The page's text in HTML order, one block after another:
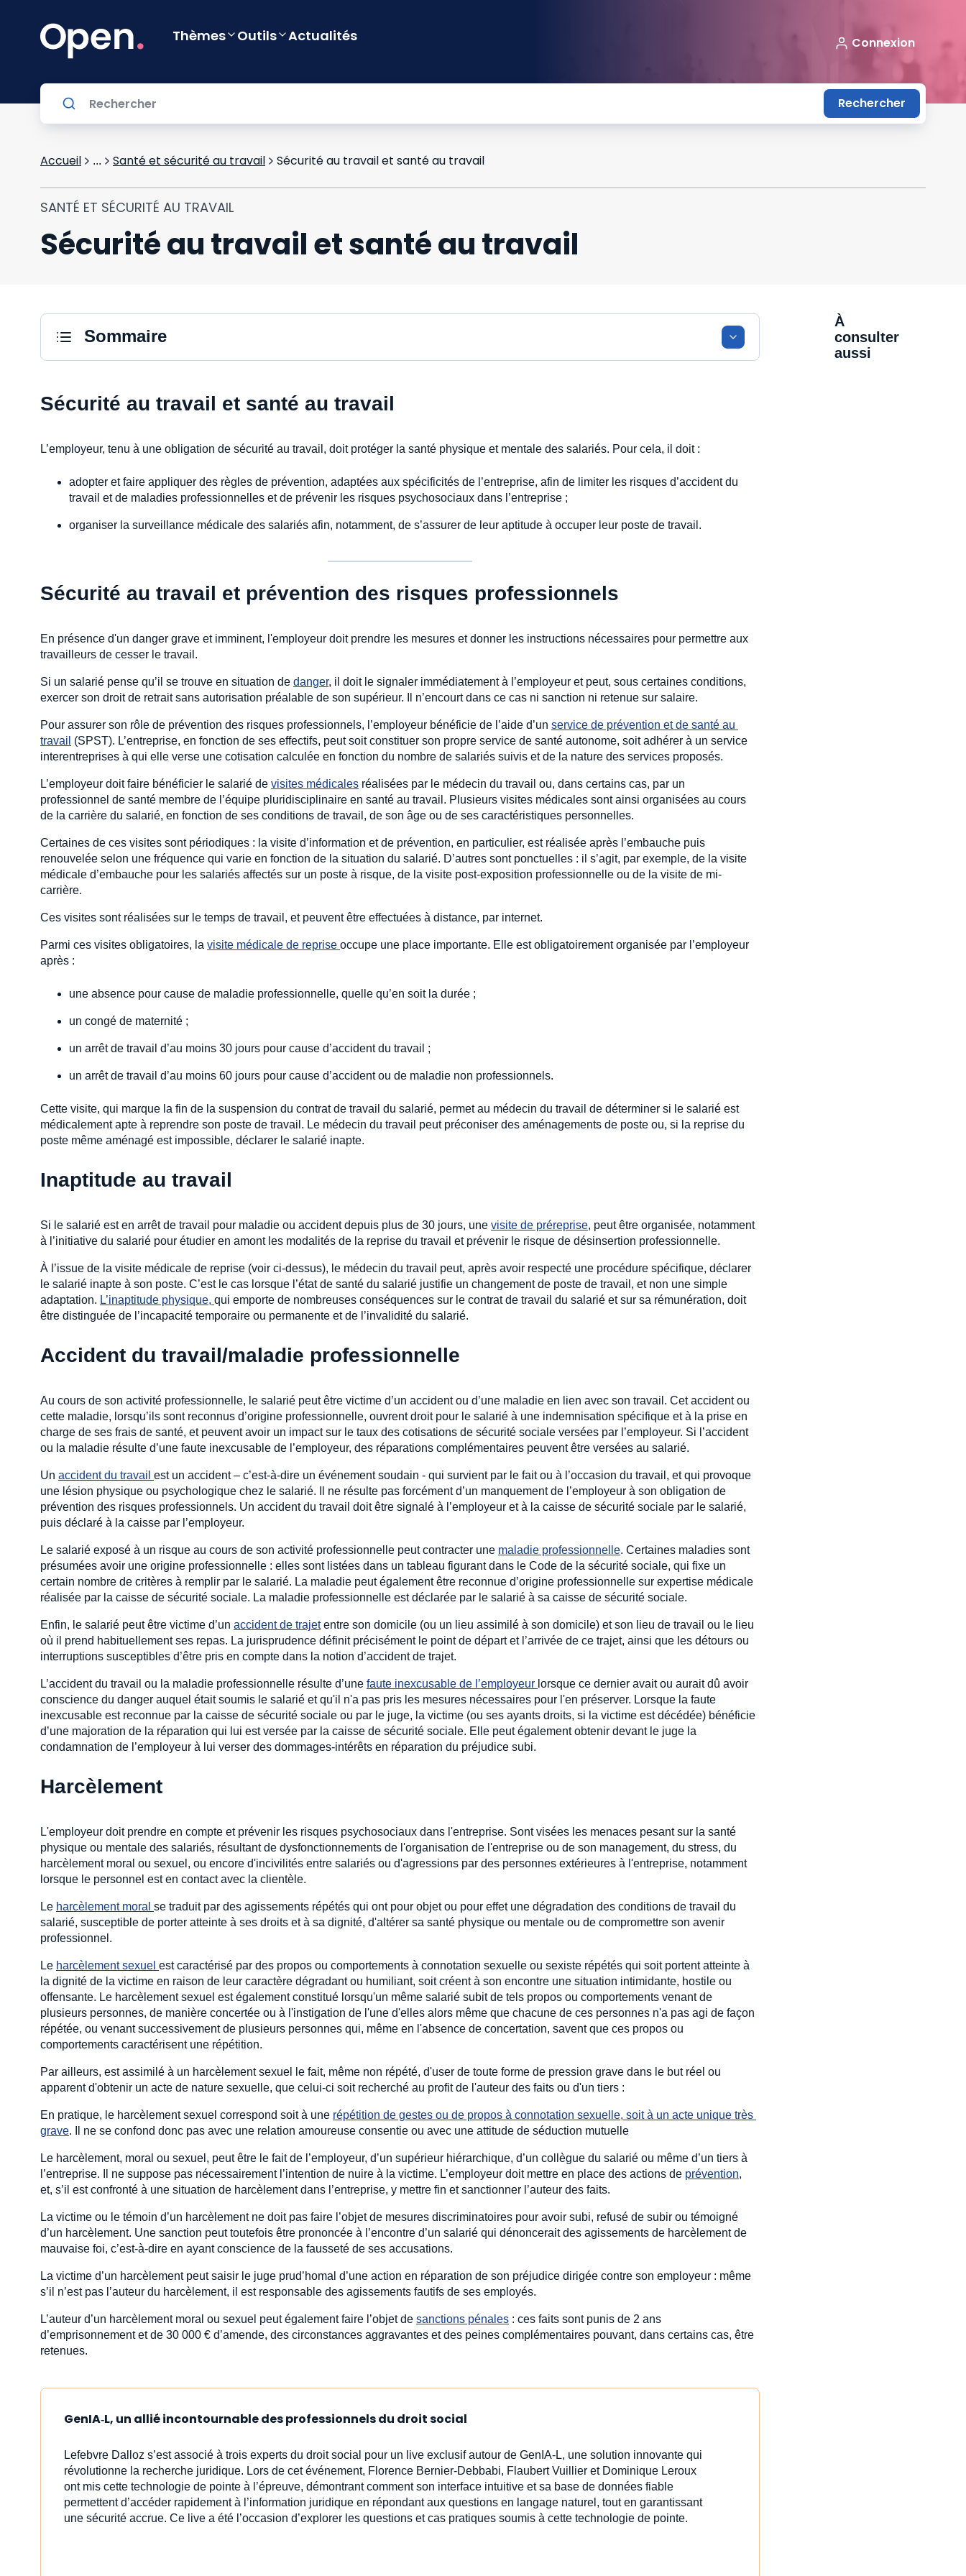
Thèmes Outils Actualités Connexion
Rechercher
Accueil ... Santé et sécurité au travail Sécurité au travail et santé au travail
SANTÉ ET SÉCURITÉ AU TRAVAIL
Sécurité au travail et santé au travail
Sommaire
Sécurité au travail et santé au travail
L’employeur, tenu à une obligation de sécurité au travail, doit protéger la santé physique et mentale des salariés. Pour cela, il doit :
adopter et faire appliquer des règles de prévention, adaptées aux spécificités de l’entreprise, afin de limiter les risques d’accident du
travail et de maladies professionnelles et de prévenir les risques psychosociaux dans l’entreprise ;
organiser la surveillance médicale des salariés afin, notamment, de s’assurer de leur aptitude à occuper leur poste de travail.
Sécurité au travail et prévention des risques professionnels
En présence d'un danger grave et imminent, l'employeur doit prendre les mesures et donner les instructions nécessaires pour permettre aux
travailleurs de cesser le travail.
Si un salarié pense qu’il se trouve en situation de danger, il doit le signaler immédiatement à l’employeur et peut, sous certaines conditions,
exercer son droit de retrait sans autorisation préalable de son supérieur. Il n’encourt dans ce cas ni sanction ni retenue sur salaire.
Pour assurer son rôle de prévention des risques professionnels, l’employeur bénéficie de l’aide d’un service de prévention et de santé au
travail (SPST). L’entreprise, en fonction de ses effectifs, peut soit constituer son propre service de santé autonome, soit adhérer à un service
interentreprises à qui elle verse une cotisation calculée en fonction du nombre de salariés suivis et de la nature des services proposés.
L’employeur doit faire bénéficier le salarié de visites médicales réalisées par le médecin du travail ou, dans certains cas, par un
professionnel de santé membre de l’équipe pluridisciplinaire en santé au travail. Plusieurs visites médicales sont ainsi organisées au cours
de la carrière du salarié, en fonction de ses conditions de travail, de son âge ou de ses caractéristiques personnelles.
Certaines de ces visites sont périodiques : la visite d’information et de prévention, en particulier, est réalisée après l’embauche puis
renouvelée selon une fréquence qui varie en fonction de la situation du salarié. D’autres sont ponctuelles : il s’agit, par exemple, de la visite
médicale d’embauche pour les salariés affectés sur un poste à risque, de la visite post-exposition professionnelle ou de la visite de mi-
carrière.
Ces visites sont réalisées sur le temps de travail, et peuvent être effectuées à distance, par internet.
Parmi ces visites obligatoires, la visite médicale de reprise occupe une place importante. Elle est obligatoirement organisée par l’employeur
après :
une absence pour cause de maladie professionnelle, quelle qu’en soit la durée ;
un congé de maternité ;
un arrêt de travail d’au moins 30 jours pour cause d’accident du travail ;
un arrêt de travail d’au moins 60 jours pour cause d’accident ou de maladie non professionnels.
Cette visite, qui marque la fin de la suspension du contrat de travail du salarié, permet au médecin du travail de déterminer si le salarié est
médicalement apte à reprendre son poste de travail. Le médecin du travail peut préconiser des aménagements de poste ou, si la reprise du
poste même aménagé est impossible, déclarer le salarié inapte.
Inaptitude au travail
Si le salarié est en arrêt de travail pour maladie ou accident depuis plus de 30 jours, une visite de préreprise, peut être organisée, notamment
à l’initiative du salarié pour étudier en amont les modalités de la reprise du travail et prévenir le risque de désinsertion professionnelle.
À l’issue de la visite médicale de reprise (voir ci-dessus), le médecin du travail peut, après avoir respecté une procédure spécifique, déclarer
le salarié inapte à son poste. C’est le cas lorsque l’état de santé du salarié justifie un changement de poste de travail, et non une simple
adaptation. L’inaptitude physique, qui emporte de nombreuses conséquences sur le contrat de travail du salarié et sur sa rémunération, doit
être distinguée de l’incapacité temporaire ou permanente et de l’invalidité du salarié.
Accident du travail/maladie professionnelle
Au cours de son activité professionnelle, le salarié peut être victime d’un accident ou d’une maladie en lien avec son travail. Cet accident ou
cette maladie, lorsqu’ils sont reconnus d’origine professionnelle, ouvrent droit pour le salarié à une indemnisation spécifique et à la prise en
charge de ses frais de santé, et peuvent avoir un impact sur le taux des cotisations de sécurité sociale versées par l’employeur. Si l’accident
ou la maladie résulte d’une faute inexcusable de l’employeur, des réparations complémentaires peuvent être versées au salarié.
Un accident du travail est un accident – c’est-à-dire un événement soudain - qui survient par le fait ou à l’occasion du travail, et qui provoque
une lésion physique ou psychologique chez le salarié. Il ne résulte pas forcément d’un manquement de l’employeur à son obligation de
prévention des risques professionnels. Un accident du travail doit être signalé à l’employeur et à la caisse de sécurité sociale par le salarié,
puis déclaré à la caisse par l’employeur.
Le salarié exposé à un risque au cours de son activité professionnelle peut contracter une maladie professionnelle. Certaines maladies sont
présumées avoir une origine professionnelle : elles sont listées dans un tableau figurant dans le Code de la sécurité sociale, qui fixe un
certain nombre de critères à remplir par le salarié. La maladie peut également être reconnue d’origine professionnelle sur expertise médicale
réalisée par la caisse de sécurité sociale. La maladie professionnelle est déclarée par le salarié à sa caisse de sécurité sociale.
Enfin, le salarié peut être victime d’un accident de trajetentre son domicile (ou un lieu assimilé à son domicile) et son lieu de travail ou le lieu
où il prend habituellement ses repas. La jurisprudence définit précisément le point de départ et l’arrivée de ce trajet, ainsi que les détours ou
interruptions susceptibles d’être pris en compte dans la notion d’accident de trajet.
L’accident du travail ou la maladie professionnelle résulte d’une faute inexcusable de l’employeur lorsque ce dernier avait ou aurait dû avoir
conscience du danger auquel était soumis le salarié et qu'il n'a pas pris les mesures nécessaires pour l'en préserver. Lorsque la faute
inexcusable est reconnue par la caisse de sécurité sociale ou par le juge, la victime (ou ses ayants droits, si la victime est décédée) bénéficie
d’une majoration de la réparation qui lui est versée par la caisse de sécurité sociale. Elle peut également obtenir devant le juge la
condamnation de l’employeur à lui verser des dommages-intérêts en réparation du préjudice subi.
Harcèlement
L'employeur doit prendre en compte et prévenir les risques psychosociaux dans l'entreprise. Sont visées les menaces pesant sur la santé
physique ou mentale des salariés, résultant de dysfonctionnements de l'organisation de l'entreprise ou de son management, du stress, du
harcèlement moral ou sexuel, ou encore d'incivilités entre salariés ou d'agressions par des personnes extérieures à l'entreprise, notamment
lorsque le personnel est en contact avec la clientèle.
Le harcèlement moral se traduit par des agissements répétés qui ont pour objet ou pour effet une dégradation des conditions de travail du
salarié, susceptible de porter atteinte à ses droits et à sa dignité, d'altérer sa santé physique ou mentale ou de compromettre son avenir
professionnel.
Le harcèlement sexuel est caractérisé par des propos ou comportements à connotation sexuelle ou sexiste répétés qui soit portent atteinte à
la dignité de la victime en raison de leur caractère dégradant ou humiliant, soit créent à son encontre une situation intimidante, hostile ou
offensante. Le harcèlement sexuel est également constitué lorsqu'un même salarié subit de tels propos ou comportements venant de
plusieurs personnes, de manière concertée ou à l'instigation de l'une d'elles alors même que chacune de ces personnes n'a pas agi de façon
répétée, ou venant successivement de plusieurs personnes qui, même en l'absence de concertation, savent que ces propos ou
comportements caractérisent une répétition.
Par ailleurs, est assimilé à un harcèlement sexuel le fait, même non répété, d'user de toute forme de pression grave dans le but réel ou
apparent d'obtenir un acte de nature sexuelle, que celui-ci soit recherché au profit de l'auteur des faits ou d'un tiers :
En pratique, le harcèlement sexuel correspond soit à une répétition de gestes ou de propos à connotation sexuelle, soit à un acte unique très
grave. Il ne se confond donc pas avec une relation amoureuse consentie ou avec une attitude de séduction mutuelle
Le harcèlement, moral ou sexuel, peut être le fait de l’employeur, d’un supérieur hiérarchique, d’un collègue du salarié ou même d’un tiers à
l’entreprise. Il ne suppose pas nécessairement l’intention de nuire à la victime. L’employeur doit mettre en place des actions de prévention,
et, s’il est confronté à une situation de harcèlement dans l’entreprise, y mettre fin et sanctionner l’auteur des faits.
La victime ou le témoin d’un harcèlement ne doit pas faire l’objet de mesures discriminatoires pour avoir subi, refusé de subir ou témoigné
d’un harcèlement. Une sanction peut toutefois être prononcée à l’encontre d’un salarié qui dénoncerait des agissements de harcèlement de
mauvaise foi, c’est-à-dire en ayant conscience de la fausseté de ses accusations.
La victime d’un harcèlement peut saisir le juge prud’homal d’une action en réparation de son préjudice dirigée contre son employeur : même
s’il n’est pas l’auteur du harcèlement, il est responsable des agissements fautifs de ses employés.
L’auteur d’un harcèlement moral ou sexuel peut également faire l’objet de sanctions pénales : ces faits sont punis de 2 ans
d’emprisonnement et de 30 000 € d’amende, des circonstances aggravantes et des peines complémentaires pouvant, dans certains cas, être
retenues.
GenIA‑L, un allié incontournable des professionnels du droit social
Lefebvre Dalloz s’est associé à trois experts du droit social pour un live exclusif autour de GenIA‑L, une solution innovante qui
révolutionne la recherche juridique. Lors de cet événement, Florence Bernier-Debbabi, Flaubert Vuillier et Dominique Leroux
ont mis cette technologie de pointe à l’épreuve, démontrant comment son interface intuitive et sa base de données fiable
permettent d’accéder rapidement à l’information juridique en répondant aux questions en langage naturel, tout en garantissant
une sécurité accrue. Ce live a été l’occasion d’explorer les questions et cas pratiques soumis à cette technologie de pointe.
À
consulter
aussi